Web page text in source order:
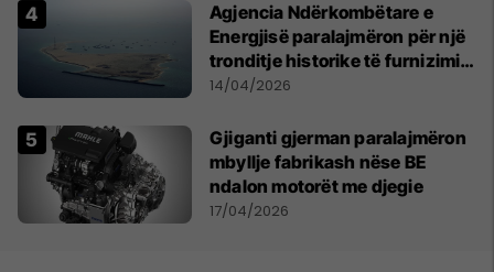
Agjencia Ndërkombëtare e
Energjisë paralajmëron për një
tronditje historike të furnizimit
me naftë, ndërsa lufta me
14/04/2026
Gjiganti gjerman paralajmëron
mbyllje fabrikash nëse BE
ndalon motorët me djegie
17/04/2026